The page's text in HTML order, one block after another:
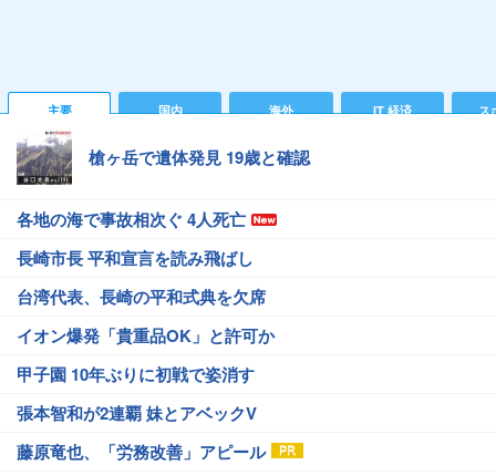
主要 国内 海外 IT 経済 ス
槍ヶ岳で遺体発見 19歳と確認
各地の海で事故相次ぐ 4人死亡
長崎市長 平和宣言を読み飛ばし
台湾代表、長崎の平和式典を欠席
イオン爆発「貴重品OK」と許可か
甲子園 10年ぶりに初戦で姿消す
張本智和が2連覇 妹とアベックV
藤原竜也、「労務改善」アピール